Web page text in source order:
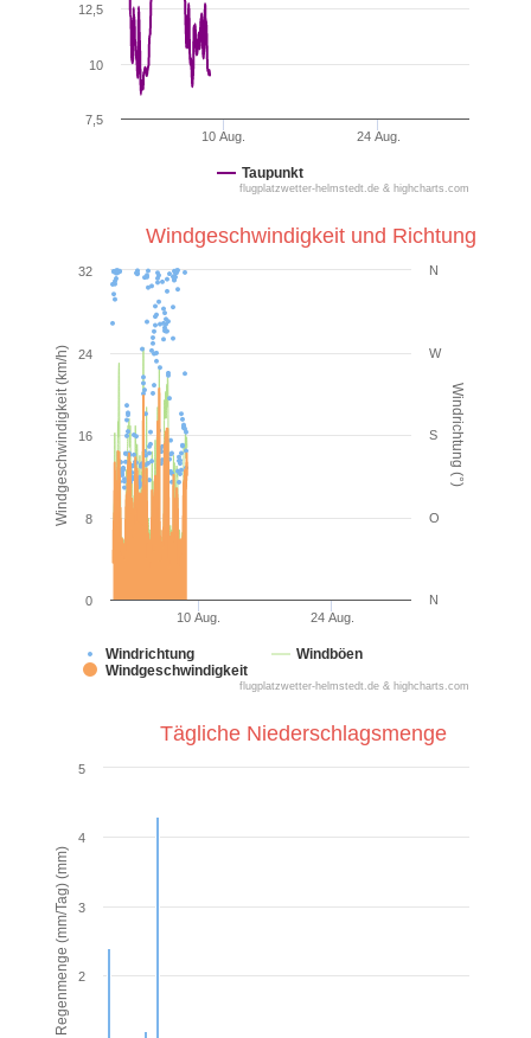
Taupunkt
10 Aug. 24 Aug.
7,5
10
12,5
flugplatzwetter-helmstedt.de & highcharts.com
Windgeschwindigkeit (km/h) Windrichtung (°)
Windrichtung
Windböen
Windgeschwindigkeit
10 Aug. 24 Aug.
0
8
16
24
32
flugplatzwetter-helmstedt.de & highcharts.com
Windgeschwindigkeit und Richtung
N
O
S
W
N
Regenmenge (mm/Tag) (mm) 2
3
4
5
Tägliche Niederschlagsmenge